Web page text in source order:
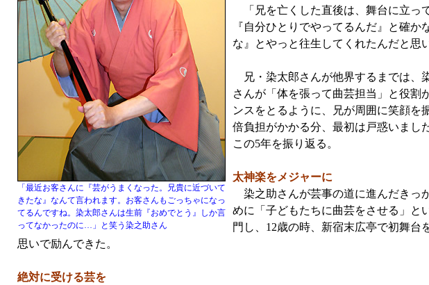
「最近お客さんに『芸がうまくなった。兄貴に近づいて
きたな』なんて言われます。お客さんもごっちゃになっ
てるんですね。染太郎さんは生前『おめでとう』しか言
ってなかったのに…」と笑う染之助さん
「兄を亡くした直後は、舞台に立っ
『自分ひとりでやってるんだ』と確
な』とやっと往生してくれたんだと思
兄・染太郎さんが他界するまでは、
さんが「体を張って曲芸担当」と役割
ンスをとるように、兄が周囲に笑顔を
倍負担がかかる分、最初は戸惑いまし
この5年を振り返る。
太神楽をメジャーに
染之助さんが芸事の道に進んだきっ
めに「子どもたちに曲芸をさせる」と
門し、12歳の時、新宿末広亭で初舞台
思いで励んできた。
絶対に受ける芸を